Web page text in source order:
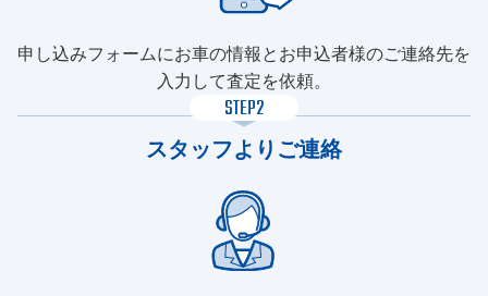
申し込みフォームにお車の情報とお申込者様のご連絡先を
入力して査定を依頼。
STEP2
スタッフよりご連絡